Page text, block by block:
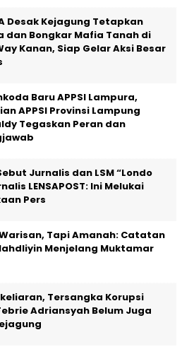
Desak Kejagung Tetapkan
dan Bongkar Mafia Tanah di
Kanan, Siap Gelar Aksi Besar
Baru APPSI Lampura,
APPSI Provinsi Lampung
Tegaskan Peran dan
Jurnalis dan LSM “Londo
LENSAPOST: Ini Melukai
Pers
Warisan, Tapi Amanah: Catatan
Menjelang Muktamar
Tersangka Korupsi
Adriansyah Belum Juga